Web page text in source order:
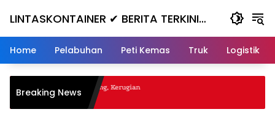
LINTASKONTAINER ✔ BERITA TERKINI
KONTAINER TERBARU HARI INI
Home Pelabuhan Peti Kemas Truk Logistik
Breaking News
Nanjak, Masuk ke Jurang, Kerugian